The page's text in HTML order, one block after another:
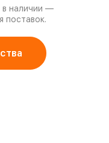
в наличии —
поставок.